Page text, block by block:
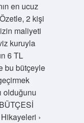
en ucuz
2 kişi
maliyeti
kuruyla
6 TL
bu bütçeyle
olduğunu
›